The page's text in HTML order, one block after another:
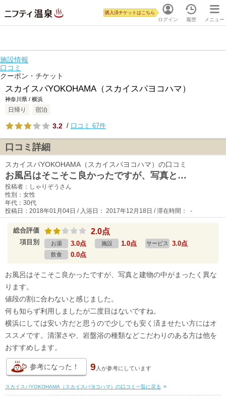
ログイン
購入済チケットはこちら
履歴 メニュー
施設情報
口コミ
クーポン・チケット
スカイスパYOKOHAMA（スカイスパヨコハマ）
神奈川県 / 横浜
日帰り 宿泊
3.2 / 口コミ 67件
口コミ詳細
スカイスパYOKOHAMA（スカイスパヨコハマ）の口コミ
お風呂はそこそこ良かったですが、写真と…
投稿者：しゃりぞうさん
性別：女性
年代：30代
投稿日：2018年01月04日 / 入浴日： 2017年12月18日 / 滞在時間： -
総合評価 2.0点
項目別 お湯 3.0点 施設 1.0点 サービス 3.0点
飲食 0.0点
お風呂はそこそこ良かったですが、写真と建物の中がまったく異な
ります。
値段の割に合わないと感じました。
何も知らず利用しましたが二度目はないですね。
横浜にしては安い方だと思うので少しでも安く済ませたい方にはオ
ススメです。清潔さや、岩盤浴の種類などこだわりのある方は他を
おすすめします。
参考になった！ 9 人が参考にしています
スカイスパYOKOHAMA（スカイスパヨコハマ）の口コミ一覧に戻る >